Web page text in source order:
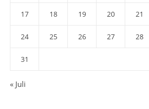
17 18 19 20 21
24 25 26 27 28
31
« Juli